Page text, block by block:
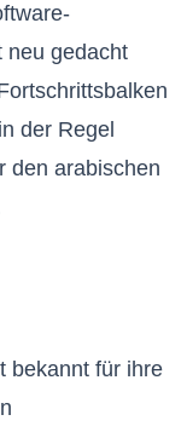
neu gedacht
der Regel
den arabischen
bekannt für ihre